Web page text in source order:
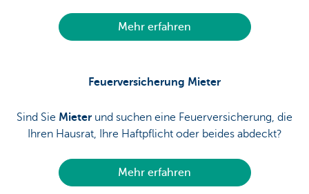
Mehr erfahren
Feuerversicherung Mieter
Sind Sie Mieter und suchen eine Feuerversicherung, die
Ihren Hausrat, Ihre Haftpflicht oder beides abdeckt?
Mehr erfahren